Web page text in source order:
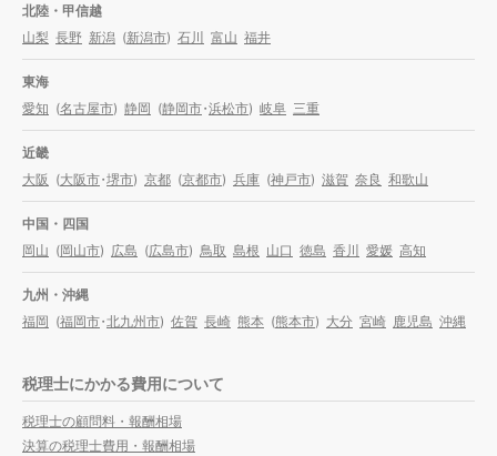
北陸・甲信越
山梨 長野 新潟 (新潟市) 石川 富山 福井
東海
愛知 (名古屋市) 静岡 (静岡市・浜松市) 岐阜 三重
近畿
大阪 (大阪市・堺市) 京都 (京都市) 兵庫 (神戸市) 滋賀 奈良 和歌山
中国・四国
岡山 (岡山市) 広島 (広島市) 鳥取 島根 山口 徳島 香川 愛媛 高知
九州・沖縄
福岡 (福岡市・北九州市) 佐賀 長崎 熊本 (熊本市) 大分 宮崎 鹿児島 沖縄
税理士にかかる費用について
税理士の顧問料・報酬相場
決算の税理士費用・報酬相場